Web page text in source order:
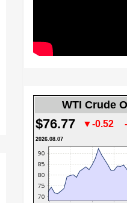
WTI Crude
$76.77 ▼-0.52
2026.08.07